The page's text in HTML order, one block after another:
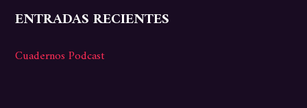
ENTRADAS RECIENTES
Cuadernos Podcast